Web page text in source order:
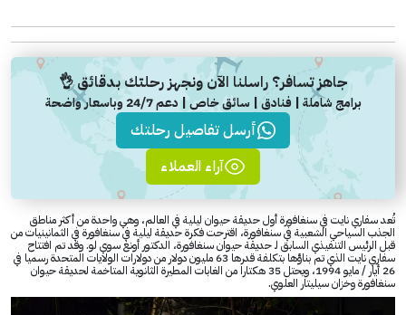
جاهز تسافر؟ راسلنا الآن ونجهز رحلتك بدقائق 👌
برامج شاملة | فنادق | سائق خاص | دعم 24/7 وباسعار واضحة
أرسل تفاصيل رحلتك
آراء العملاء
تُعد سفاري نايت في سنغافورة أول حديقة حيوان ليلية في العالم، وهي واحدة من أكثر مناطق
الجذب السياحي الشعبية في سنغافورة، اقترحت فكرة حديقة ليلية في سنغافورة في الثمانينيات من
قبل الرئيس التنفيذي السابق لـ حديقة حيوان سنغافورة، الدكتور أونغ سوي لو. وقد تم افتتاح
سفاري نايت الذي تم بناؤها بتكلفة قدرها 63 مليون دولار من دولارات الولايات المتحدة رسميا في
26 أيار / مايو 1994، ويحتل 35 هكتارا من الغابات المطيرة الثانوية المتاخمة لحديقة حيوان
سنغافورة وخزان سيليتار العلوي.